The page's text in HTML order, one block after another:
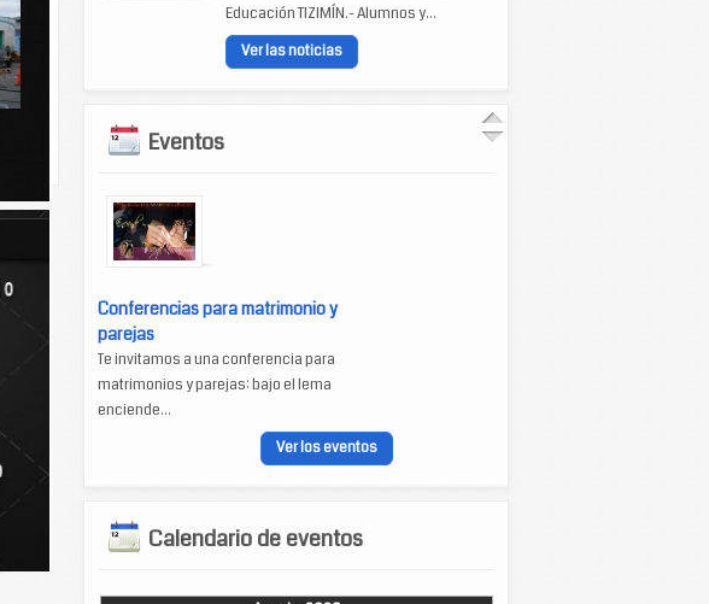
Educación TIZIMÍN.- Alumnos y...
Ver las noticias
Eventos
Conferencias para matrimonio y
parejas
Te invitamos a una conferencia para
matrimonios y parejas: bajo el lema
enciende...
Ver los eventos
Calendario de eventos